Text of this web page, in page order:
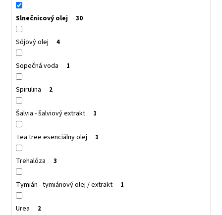
Slnečnicový olej 30
Sójový olej 4
Sopečná voda 1
Spirulina 2
Šalvia - šalviový extrakt 1
Tea tree esenciálny olej 1
Trehalóza 3
Tymián - tymiánový olej / extrakt 1
Urea 2